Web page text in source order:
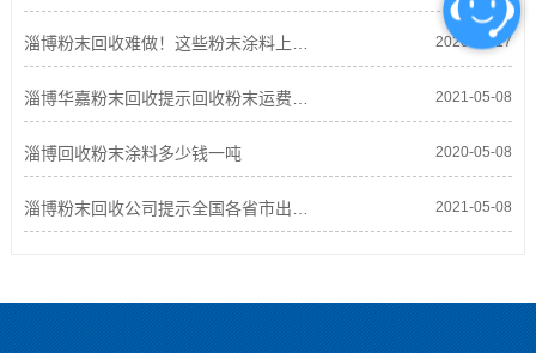
淄博粉末回收难做！这些粉末涂料上游工厂赚嗨了 2020-03-17
淄博华嘉粉末回收提示回收粉末运费涨价 2021-05-08
淄博回收粉末涂料多少钱一吨 2020-05-08
淄博粉末回收公司提示全国各省市出台“禁油令”，淄博粉末回收迫在眉睫！ 2021-05-08